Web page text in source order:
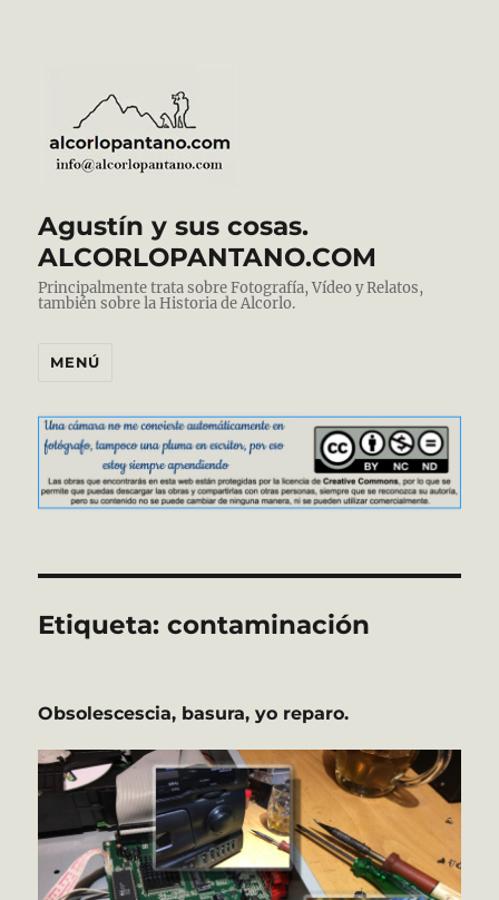
Agustín y sus cosas.
ALCORLOPANTANO.COM
Principalmente trata sobre Fotografía, Vídeo y Relatos,
también sobre la Historia de Alcorlo.
MENÚ
Etiqueta:contaminación
Obsolescescia, basura, yo reparo.